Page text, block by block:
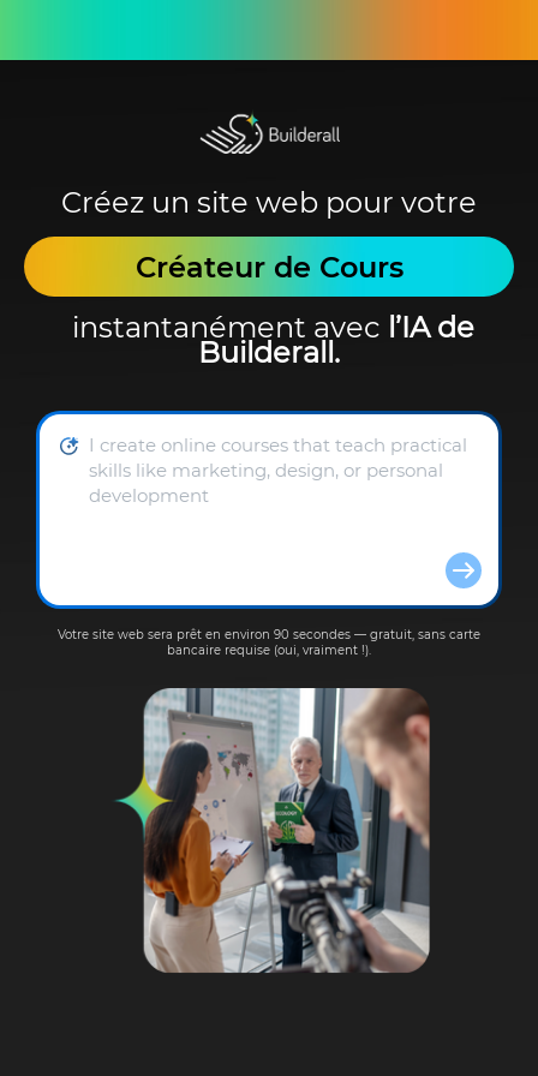
Créez un site web pour votre
Créateur de Cours
instantanément avec l’IA de
Builderall.
Votre site web sera prêt en environ 90 secondes — gratuit, sans carte
bancaire requise (oui, vraiment !).